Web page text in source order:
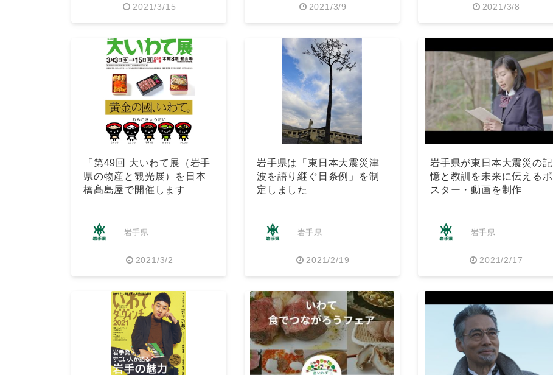
2021/3/15 2021/3/9 2021/3/8
「第49回 大いわて展（岩手
県の物産と観光展）を日本
橋髙島屋で開催します
岩手県
2021/3/2
岩手県は「東日本大震災津
波を語り継ぐ日条例」を制
定しました
岩手県
2021/2/19
岩手県が東日本大震災の記
憶と教訓を未来に伝えるポ
スター・動画を制作
岩手県
2021/2/17